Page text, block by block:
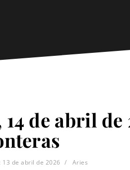
de abril
13 de abril de 2026 Aries